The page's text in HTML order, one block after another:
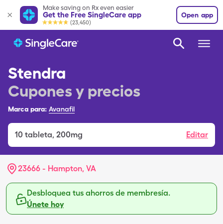
Make saving on Rx even easier
Get the Free SingleCare app
(23,450)
Open app
Stendra
Cupones y precios
Marca para: Avanafil
10 tableta, 200mg Editar
23666 - Hampton, VA
Desbloquea tus ahorros de membresía.
Únete hoy